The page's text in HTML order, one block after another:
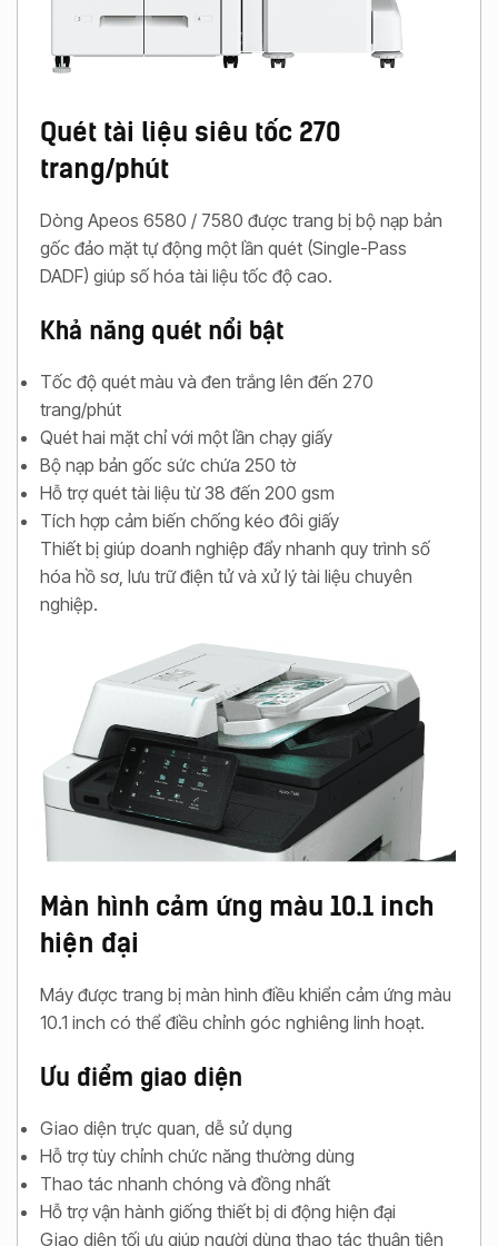
Quét tài liệu siêu tốc 270
trang/phút
Dòng Apeos 6580 / 7580 được trang bị bộ nạp bản
gốc đảo mặt tự động một lần quét (Single-Pass
DADF) giúp số hóa tài liệu tốc độ cao.
Khả năng quét nổi bật
Tốc độ quét màu và đen trắng lên đến 270
trang/phút
Quét hai mặt chỉ với một lần chạy giấy
Bộ nạp bản gốc sức chứa 250 tờ
Hỗ trợ quét tài liệu từ 38 đến 200 gsm
Tích hợp cảm biến chống kéo đôi giấy
Thiết bị giúp doanh nghiệp đẩy nhanh quy trình số
hóa hồ sơ, lưu trữ điện tử và xử lý tài liệu chuyên
nghiệp.
Màn hình cảm ứng màu 10.1 inch
hiện đại
Máy được trang bị màn hình điều khiển cảm ứng màu
10.1 inch có thể điều chỉnh góc nghiêng linh hoạt.
Ưu điểm giao diện
Giao diện trực quan, dễ sử dụng
Hỗ trợ tùy chỉnh chức năng thường dùng
Thao tác nhanh chóng và đồng nhất
Hỗ trợ vận hành giống thiết bị di động hiện đại
Giao diện tối ưu giúp người dùng thao tác thuận tiện